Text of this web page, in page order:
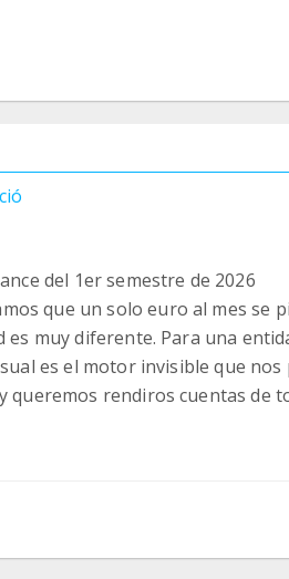
del 1er semestre de 2026
que un solo euro al mes se
muy diferente. Para una
es el motor invisible que
rendiros cuentas de
del año. Gracias a vosotros,
un hogar definitivo para